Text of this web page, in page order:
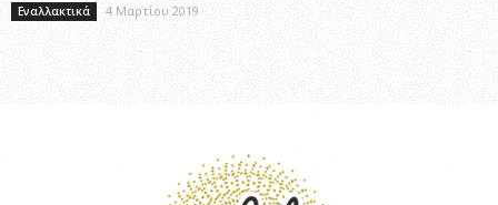
Εναλλακτικά 4 Μαρτίου 2019